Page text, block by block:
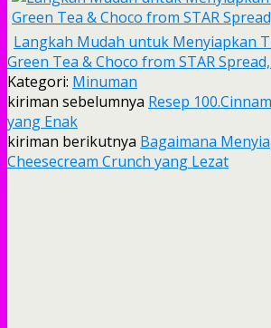
Langkah Mudah untuk Menyiapkan
Green Tea & Choco from STAR
Kategori: Minuman
kiriman sebelumnya Resep
yang Enak
kiriman berikutnya Bagaimana
Cheesecream Crunch yang Lezat